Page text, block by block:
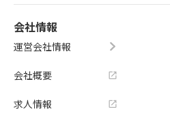
会社情報
運営会社情報
会社概要
求人情報